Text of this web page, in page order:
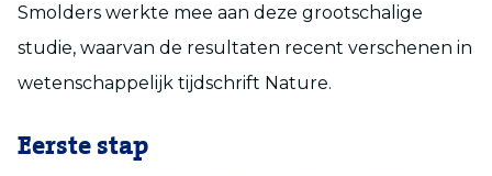
Smolders werkte mee aan deze grootschalige
studie, waarvan de resultaten recent verschenen in
wetenschappelijk tijdschrift Nature.
Eerste stap